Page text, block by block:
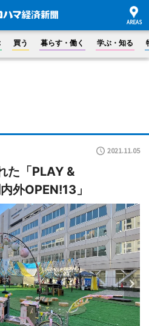
買う 暮らす・働く 学ぶ・知る
2021.11.05
た「PLAY &
外OPEN!13」